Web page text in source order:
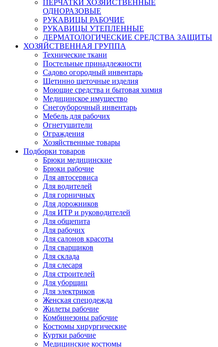
ПЕРЧАТКИ ХОЗЯЙСТВЕННЫЕ
ОДНОРАЗОВЫЕ
РУКАВИЦЫ РАБОЧИЕ
РУКАВИЦЫ УТЕПЛЕННЫЕ
ДЕРМАТОЛОГИЧЕСКИЕ СРЕДСТВА ЗАЩИТЫ
ХОЗЯЙСТВЕННАЯ ГРУППА
Технические ткани
Постельные принадлежности
Садово огородный инвентарь
Щетинно щеточные изделия
Моющие средства и бытовая химия
Медицинское имущество
Снегоуборочный инвентарь
Мебель для рабочих
Огнетушители
Ограждения
Хозяйственные товары
Подборки товаров
Брюки медицинские
Брюки рабочие
Для автосервиса
Для водителей
Для горничных
Для дорожников
Для ИТР и руководителей
Для общепита
Для рабочих
Для салонов красоты
Для сварщиков
Для склада
Для слесаря
Для строителей
Для уборщиц
Для электриков
Женская спецодежда
Жилеты рабочие
Комбинезоны рабочие
Костюмы хирургические
Куртки рабочие
Медицинские костюмы